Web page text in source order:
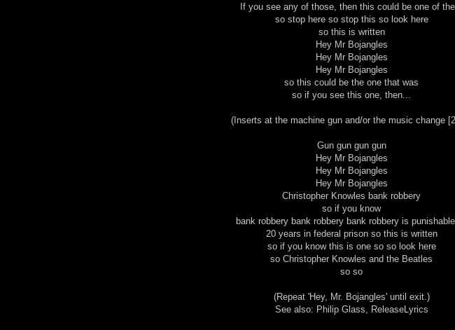
If you see any of those, then this could be one of
so stop here so stop this so look here
so this is written
Hey Mr Bojangles
Hey Mr Bojangles
Hey Mr Bojangles
so this could be the one that was
so if you see this one, then...
(Inserts at the machine gun and/or the music change
Gun gun gun gun
Hey Mr Bojangles
Hey Mr Bojangles
Hey Mr Bojangles
Christopher Knowles bank robbery
so if you know
bank robbery bank robbery bank robbery is
20 years in federal prison so this is written
so if you know this is one so so look here
so Christopher Knowles and the Beatles
so so
(Repeat 'Hey, Mr. Bojangles' until exit.)
See also: Philip Glass, ReleaseLyrics